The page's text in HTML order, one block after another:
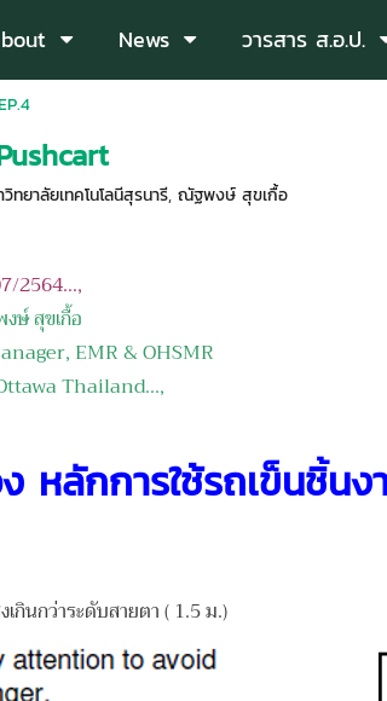
News วารสาร ส.อ.ป.
ยาลัยเทคโนโลนีสุรนารี, ณัฐพงษ์ สุขเกื้อ
2564...,
ษ์ สุขเกื้อ
EMR & OHSMR
Thailand...,
ง หลักการใช้รถเข็นชิ้
กว่าระดับสายตา ( 1.5 ม.)